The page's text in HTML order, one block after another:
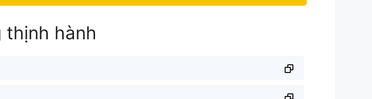
thịnh hành